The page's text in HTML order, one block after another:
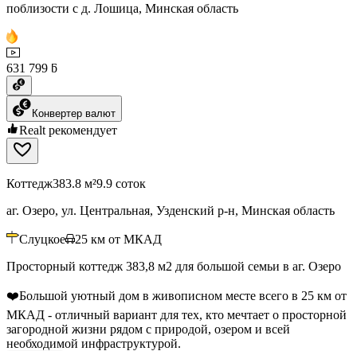
поблизости с д. Лошица, Минская область
631 799 ƃ
Конвертер валют
Realt рекомендует
Коттедж383.8 м²9.9 соток
аг. Озеро, ул. Центральная, Узденский р-н, Минская область
Слуцкое 25 км от МКАД
Просторный коттедж 383,8 м2 для большой семьи в аг. Озеро
❤️Большой уютный дом в живописном месте всего в 25 км от
МКАД - отличный вариант для тех, кто мечтает о просторной
загородной жизни рядом с природой, озером и всей
необходимой инфраструктурой.